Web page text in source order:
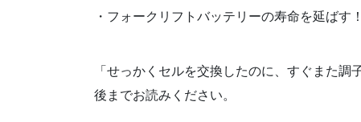
・フォークリフトバッテリーの寿命を延ば
「せっかくセルを交換したのに、すぐまた
後までお読みください。